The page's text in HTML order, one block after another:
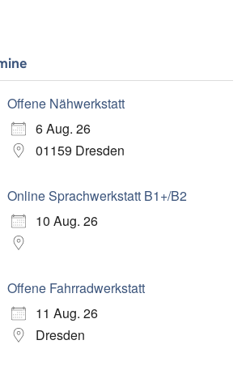
Offene Nähwerkstatt
6 Aug. 26
01159 Dresden
Online Sprachwerkstatt B1+/B2
10 Aug. 26
Offene Fahrradwerkstatt
11 Aug. 26
Dresden